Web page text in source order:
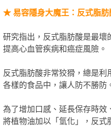
★易容隱身大魔王：反式脂肪
研究指出，反式脂肪酸是最
提高心血管疾病和癌症風險。
反式脂肪酸非常狡猾，總是
各樣的食品中，讓人防不勝防
為了增加口感、延長保存時
將植物油加以「氫化」，反式